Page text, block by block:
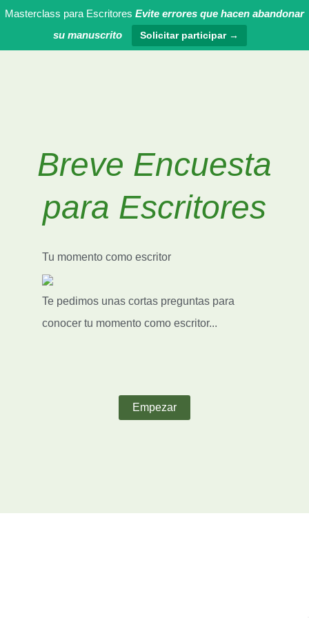
Masterclass para Escritores Evite errores que hacen abandonar
su manuscrito
Solicitar participar →
Breve Encuesta
para Escritores
Tu momento como escritor
Te pedimos unas cortas preguntas para
conocer tu momento como escritor...
Empezar